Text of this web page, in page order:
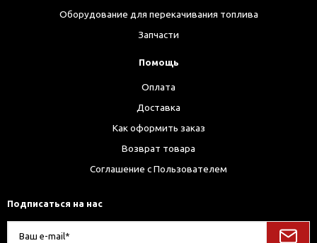
Оборудование для перекачивания топлива
Запчасти
Помощь
Оплата
Доставка
Как оформить заказ
Возврат товара
Соглашение с Пользователем
Подписаться на нас